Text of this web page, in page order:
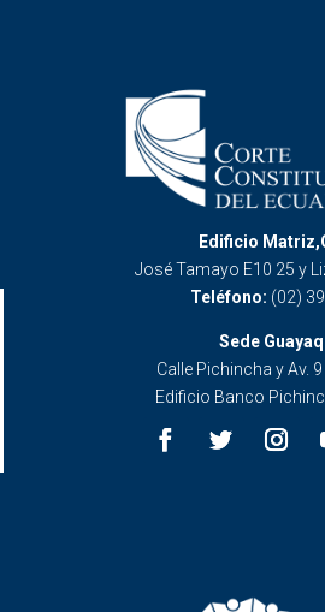
Edificio
José Tamayo E10 25 y
Teléfono: (02)
Sede
Calle Pichincha y Av.
Edificio Banco